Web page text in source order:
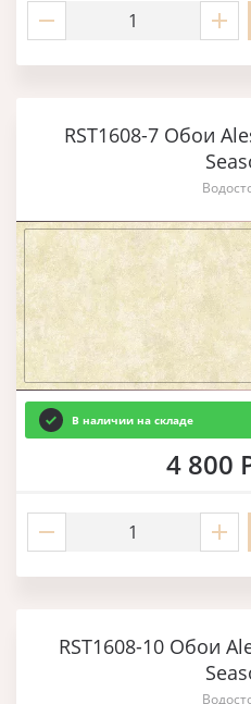
RST1608-7 Обои
В наличии на складе
4 800
RST1608-10 Обои